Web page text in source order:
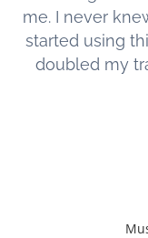
me. I never
started using
doubled my